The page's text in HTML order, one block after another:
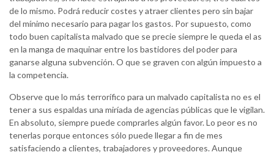
de lo mismo. Podrá reducir costes y atraer clientes pero sin bajar
del mínimo necesario para pagar los gastos. Por supuesto, como
todo buen capitalista malvado que se precie siempre le queda el as
en la manga de maquinar entre los bastidores del poder para
ganarse alguna subvención. O que se graven con algún impuesto a
la competencia.
Observe que lo más terrorífico para un malvado capitalista no es el
tener a sus espaldas una miríada de agencias públicas que le vigilan.
En absoluto, siempre puede comprarles algún favor. Lo peor es no
tenerlas porque entonces sólo puede llegar a fin de mes
satisfaciendo a clientes, trabajadores y proveedores. Aunque